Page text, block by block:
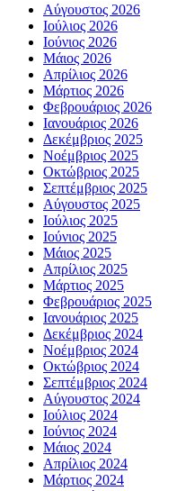
Αύγουστος 2026
Ιούλιος 2026
Ιούνιος 2026
Μάιος 2026
Απρίλιος 2026
Μάρτιος 2026
Φεβρουάριος 2026
Ιανουάριος 2026
Δεκέμβριος 2025
Νοέμβριος 2025
Οκτώβριος 2025
Σεπτέμβριος 2025
Αύγουστος 2025
Ιούλιος 2025
Ιούνιος 2025
Μάιος 2025
Απρίλιος 2025
Μάρτιος 2025
Φεβρουάριος 2025
Ιανουάριος 2025
Δεκέμβριος 2024
Νοέμβριος 2024
Οκτώβριος 2024
Σεπτέμβριος 2024
Αύγουστος 2024
Ιούλιος 2024
Ιούνιος 2024
Μάιος 2024
Απρίλιος 2024
Μάρτιος 2024